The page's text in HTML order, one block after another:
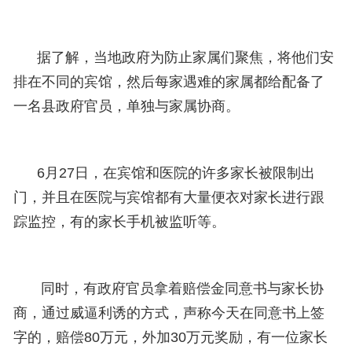
据了解，当地政府为防止家属们聚焦，将他们安
排在不同的宾馆，然后每家遇难的家属都给配备了
一名县政府官员，单独与家属协商。
6月27日，在宾馆和医院的许多家长被限制出
门，并且在医院与宾馆都有大量便衣对家长进行跟
踪监控，有的家长手机被监听等。
同时，有政府官员拿着赔偿金同意书与家长协
商，通过威逼利诱的方式，声称今天在同意书上签
字的，赔偿80万元，外加30万元奖励，有一位家长